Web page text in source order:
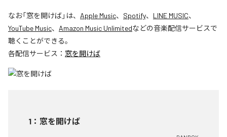
なお「窓を開けば」は、 Apple Music、 Spotify、 LINE MUSIC、
YouTube Music、 Amazon Music Unlimitedなどの音楽配信サービスで
聴くことができる。
各配信サービス： 窓を開けば
1 ： 窓を開けば